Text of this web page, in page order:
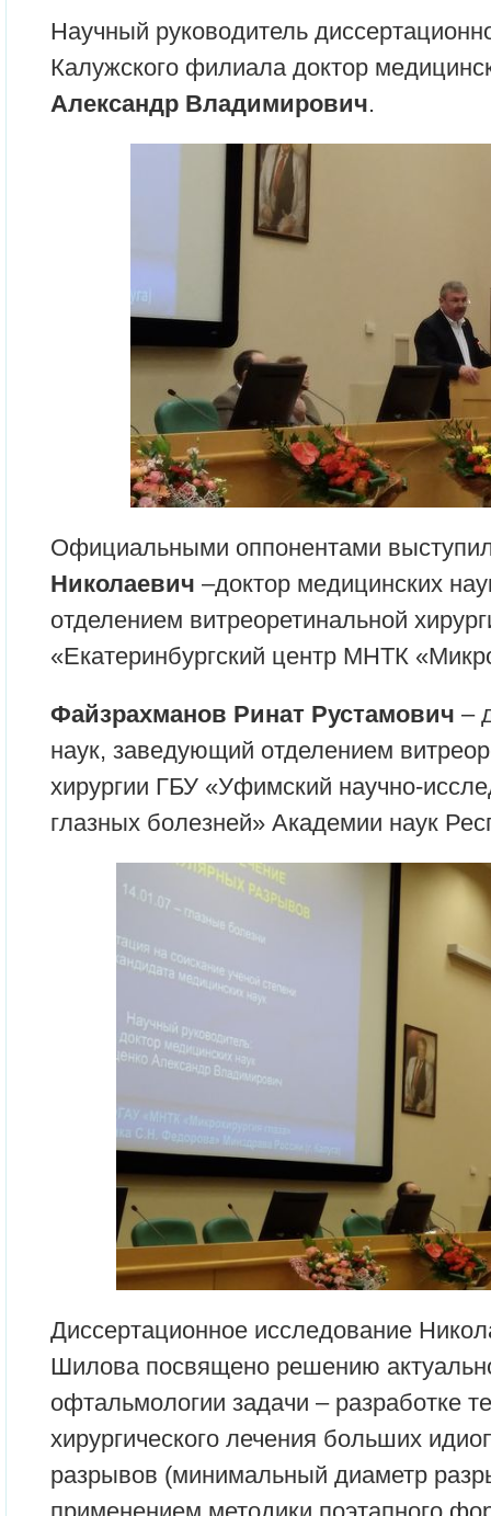
Научный руководитель
Калужского филиала доктор
Александр Владимирович.
Официальными оппонентами
Николаевич –доктор медицинских
отделением витреоретинальной
«Екатеринбургский центр МНТК
Файзрахманов Ринат Рустамович –
наук, заведующий отделением
хирургии ГБУ «Уфимский научно-
глазных болезней» Академии наук
Диссертационное исследование
Шилова посвящено решению
офтальмологии задачи – разработке
хирургического лечения больших
разрывов (минимальный диаметр